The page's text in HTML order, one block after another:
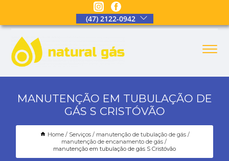
(47) 2122-0942
MANUTENÇÃO EM TUBULAÇÃO DE
GÁS S CRISTÓVÃO
Home Serviços
manutenção de tubulação de gás
manutenção de encanamento de gás
manutenção em tubulação de gás S Cristóvão